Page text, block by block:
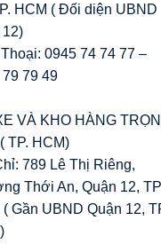
HCM ( Đối diện UBND
0945 74 74 77 –
79 49
VÀ KHO HÀNG
TP. HCM)
789 Lê Thị Riêng,
Thới An, Quận 12,
( Gần UBND Quận 12,